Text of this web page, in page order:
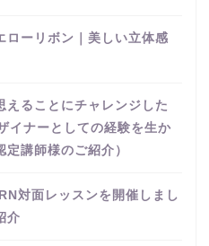
ローリボン｜美しい立体感
えることにチャレンジした
イナーとしての経験を生か
講師様のご紹介）
対面レッスンを開催しまし
介